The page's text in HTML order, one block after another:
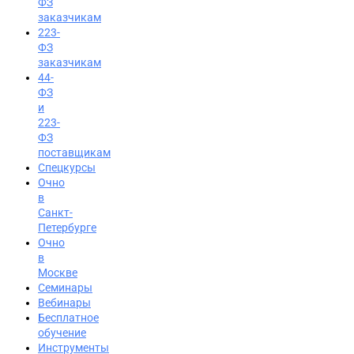
Вход на портал
8 (800) 200-24-26
заказчикам
223-
ФЗ
заказчикам
44-
ФЗ
и
223-
ФЗ
поставщикам
Спецкурсы
Очно
в
Санкт-
Петербурге
Очно
в
Москве
Семинары
Вебинары
Бесплатное
обучение
Инструменты